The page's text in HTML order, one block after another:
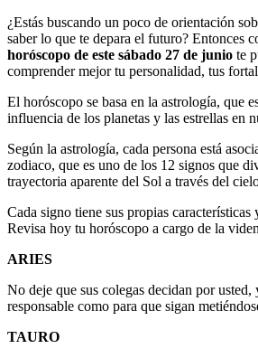
¿Estás buscando un poco de orientación
saber lo que te depara el futuro? Entonces
horóscopo de este sábado 27 de junio te
comprender mejor tu personalidad, tus
El horóscopo se basa en la astrología, que
influencia de los planetas y las estrellas en
Según la astrología, cada persona está
zodiaco, que es uno de los 12 signos que
trayectoria aparente del Sol a través del
Cada signo tiene sus propias características
Revisa hoy tu horóscopo a cargo de la
ARIES
No deje que sus colegas decidan por usted,
responsable como para que sigan
TAURO